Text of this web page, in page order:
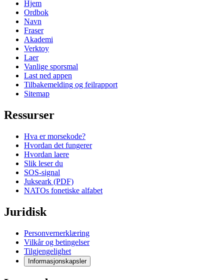
Hjem
Ordbok
Navn
Fraser
Akademi
Verktoy
Laer
Vanlige sporsmal
Last ned appen
Tilbakemelding og feilrapport
Sitemap
Ressurser
Hva er morsekode?
Hvordan det fungerer
Hvordan laere
Slik leser du
SOS-signal
Jukseark (PDF)
NATOs fonetiske alfabet
Juridisk
Personvernerklæring
Vilkår og betingelser
Tilgjengelighet
Informasjonskapsler